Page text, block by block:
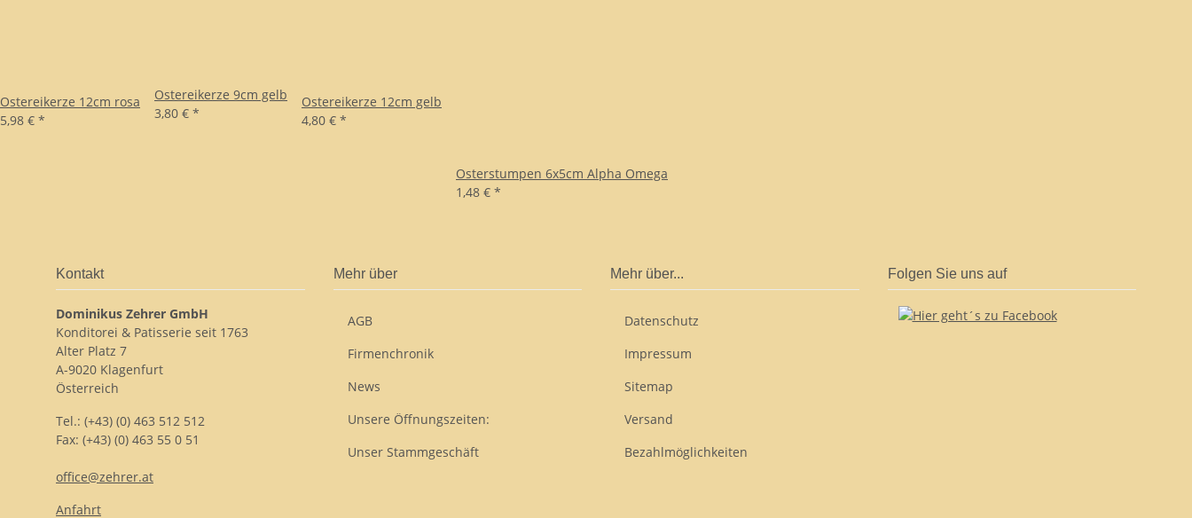
Ostereikerze 12cm rosa
5,98 € *
Ostereikerze 9cm gelb
3,80 € *
Ostereikerze 12cm gelb
4,80 € *
Osterstumpen 6x5cm Alpha Omega
1,48 € *
Kontakt
Dominikus Zehrer GmbH
Konditorei & Patisserie seit 1763
Alter Platz 7
A-9020 Klagenfurt
Österreich
Tel.: (+43) (0) 463 512 512
Fax: (+43) (0) 463 55 0 51
office@zehrer.at
Anfahrt
Mehr über
AGB
Firmenchronik
News
Unsere Öffnungszeiten:
Unser Stammgeschäft
Mehr über...
Datenschutz
Impressum
Sitemap
Versand
Bezahlmöglichkeiten
Folgen Sie uns auf